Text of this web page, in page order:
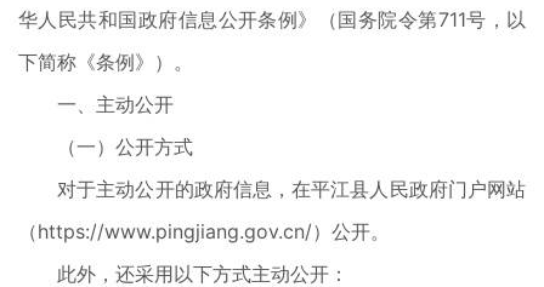
华人民共和国政府信息公开条例》（国务院令第711号，以
下简称《条例》）。
一、主动公开
（一）公开方式
对于主动公开的政府信息，在平江县人民政府门户网站
（https://www.pingjiang.gov.cn/）公开。
此外，还采用以下方式主动公开：